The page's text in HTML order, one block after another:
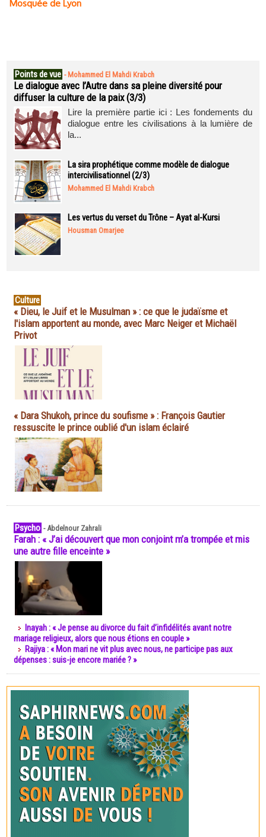
Mosquée de Lyon
Points de vue - Mohammed El Mahdi Krabch
Le dialogue avec l’Autre dans sa pleine diversité pour
diffuser la culture de la paix (3/3)
Lire la première partie ici : Les fondements du
dialogue entre les civilisations à la lumière de
la...
La sira prophétique comme modèle de dialogue
intercivilisationnel (2/3)
Mohammed El Mahdi Krabch
Les vertus du verset du Trône – Ayat al-Kursi
Housman Omarjee
Culture
« Dieu, le Juif et le Musulman » : ce que le judaïsme et
l'islam apportent au monde, avec Marc Neiger et Michaël
Privot
« Dara Shukoh, prince du soufisme » : François Gautier
ressuscite le prince oublié d'un islam éclairé
Psycho -Abdelnour Zahrali
Farah : « J’ai découvert que mon conjoint m’a trompée et mis
une autre fille enceinte »
Inayah : « Je pense au divorce du fait d’infidélités avant notre
mariage religieux, alors que nous étions en couple »
Rajiya : « Mon mari ne vit plus avec nous, ne participe pas aux
dépenses : suis-je encore mariée ? »